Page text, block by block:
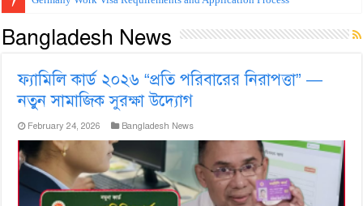
Bangladesh News
ফ্যামিলি কার্ড ২০২৬ “প্রতি পরিবারের নিরাপত্তা” —
নতুন সামাজিক সুরক্ষা উদ্যোগ
February 24, 2026 Bangladesh News